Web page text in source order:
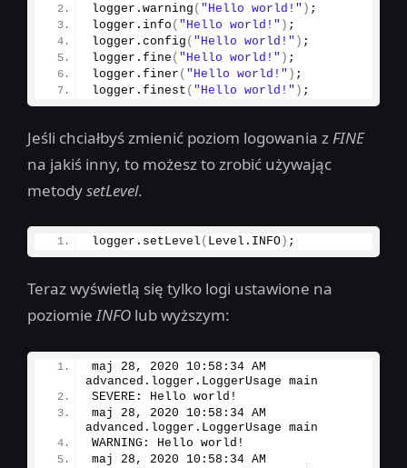
logger. warning ( "Hello world!" ) ;
logger. info ( "Hello world!" ) ;
logger. config ( "Hello world!" ) ;
logger. fine ( "Hello world!" ) ;
logger. finer ( "Hello world!" ) ;
logger. finest ( "Hello world!" ) ;
Jeśli chciałbyś zmienić poziom logowania zFINE
na jakiś inny, to możesz to zrobić używając
metodysetLevel.
logger. setLevel ( Level. INFO ) ;
Teraz wyświetlą się tylko logi ustawione na
poziomieINFO lub wyższym:
maj 28 , 2020 10 : 58 : 34 AM
advanced. logger . LoggerUsage main
SEVERE: Hello world!
maj 28 , 2020 10 : 58 : 34 AM
advanced. logger . LoggerUsage main
WARNING: Hello world!
maj 28 , 2020 10 : 58 : 34 AM